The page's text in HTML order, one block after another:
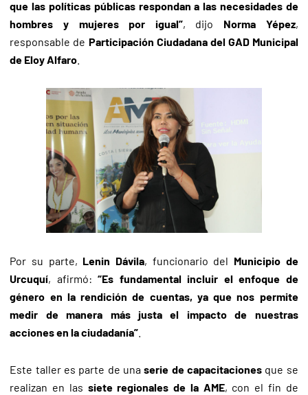
que las políticas públicas respondan a las necesidades de
hombres y mujeres por igual”, dijo Norma Yépez,
responsable de Participación Ciudadana del GAD Municipal
de Eloy Alfaro
Por su parte, Lenin Dávila, funcionario del Municipio de
Urcuquí, afirmó:“Es fundamental incluir el enfoque de
género en la rendición de cuentas, ya que nos permite
medir de manera más justa el impacto de nuestras
acciones en la ciudadanía”
Este taller es parte de unaserie de capacitacionesque se
realizan en las siete regionales de la AME, con el fin de